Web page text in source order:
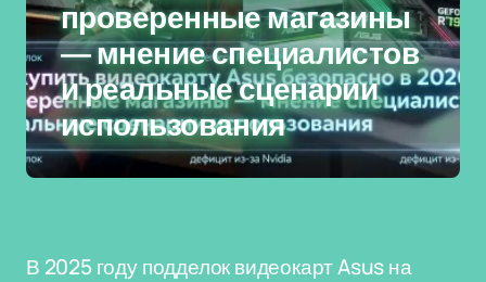
проверенные магазины
— мнение специалистов
и реальные сценарии
использования
В 2025 году подделок видеокарт Asus на